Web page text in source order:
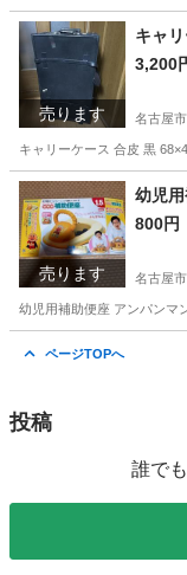
愛知 名古屋市 家具
売ります
キャ
3,200
名古屋市
キャリーケース 合皮 黒
愛知 名古屋市 バ
売ります
幼児
800円
名古屋市
幼児用補助便座 アンパンマ
ページTOPへ
投稿
誰で